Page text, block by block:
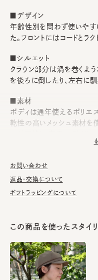
■デザイン
年齢性別を問わず使いやす
た。フロントにはコードとラ
■シルエット
クラウン部分は渦を巻くよ
を後ろに倒したり、左右に
■素材
ボディは通年使えるポリエ
乾性の高いメッシュ素材を
洗濯可能。洗うことにより
濯の際は単独手洗いで洗濯
※サイズ調節スベリ仕様（サ
※手洗いの際は付属のアテ
素材
表地：ポリエス
裏地：ポリエス
お問い合わせ
返品・交換について
ギフトラッピングについて
この商品を使ったスタイ